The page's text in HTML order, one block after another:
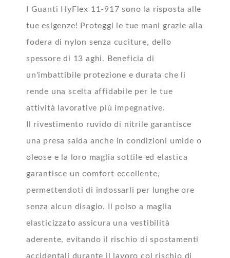
I Guanti HyFlex 11-917 sono la risposta alle
tue esigenze! Proteggi le tue mani grazie alla
fodera di nylon senza cuciture, dello
spessore di 13 aghi. Beneficia di
un'imbattibile protezione e durata che li
rende una scelta affidabile per le tue
attività lavorative più impegnative.
Il rivestimento ruvido di nitrile garantisce
una presa salda anche in condizioni umide o
oleose e la loro maglia sottile ed elastica
garantisce un comfort eccellente,
permettendoti di indossarli per lunghe ore
senza alcun disagio. Il polso a maglia
elasticizzato assicura una vestibilità
aderente, evitando il rischio di spostamenti
accidentali durante il lavoro col rischio di